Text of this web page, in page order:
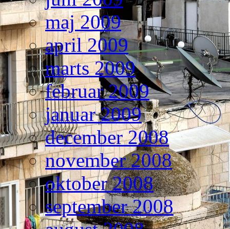
maj 2009
april 2009
marts 2009
februar 2009
januar 2009
december 2008
november 2008
oktober 2008
september 2008